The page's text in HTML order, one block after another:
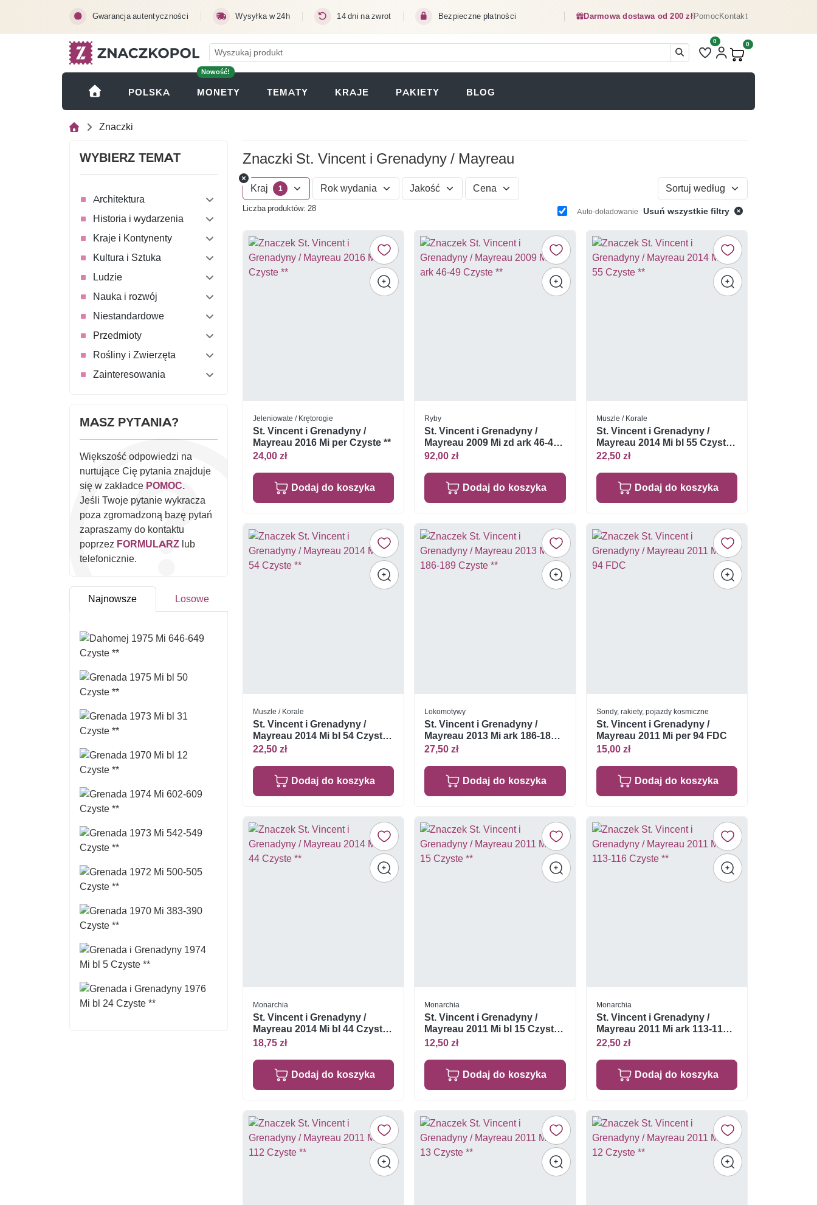
Gwarancja autentyczności Wysyłka w 24h 14 dni na zwrot Bezpieczne płatności Darmowa dostawa od 200 złPomocKontakt
Liczba pozycji na liście
0
Produkty w koszyku:
0
POLSKA
Nowość!
MONETY (OTWIERA SIĘ W NOWEJ KARCIE)
TEMATY KRAJE PAKIETY BLOG
Znaczki
WYBIERZ TEMAT
Architektura
Historia i wydarzenia
Kraje i Kontynenty
Kultura i Sztuka
Ludzie
Nauka i rozwój
Niestandardowe
Przedmioty
Rośliny i Zwierzęta
Zainteresowania
MASZ PYTANIA?
Większość odpowiedzi na
nurtujące Cię pytania znajduje
się w zakładce POMOC.
Jeśli Twoje pytanie wykracza
poza zgromadzoną bazę pytań
zapraszamy do kontaktu
poprzez FORMULARZ lub
telefonicznie.
Najnowsze Losowe
Znaczki St. Vincent i Grenadyny / Mayreau
Kraj 1 Rok wydania Jakość Cena Sortuj według
Liczba produktów: 28 Auto-doładowanie Usuń wszystkie filtry
Jeleniowate / Krętorogie
St. Vincent i Grenadyny /
Mayreau 2016 Mi per Czyste **
24,00 zł
Dodaj do koszyka
Ryby
St. Vincent i Grenadyny /
Mayreau 2009 Mi zd ark 46-49
Czyste **
92,00 zł
Dodaj do koszyka
Muszle / Korale
St. Vincent i Grenadyny /
Mayreau 2014 Mi bl 55 Czyste
**
22,50 zł
Dodaj do koszyka
Muszle / Korale
St. Vincent i Grenadyny /
Mayreau 2014 Mi bl 54 Czyste
**
22,50 zł
Dodaj do koszyka
Lokomotywy
St. Vincent i Grenadyny /
Mayreau 2013 Mi ark 186-189
Czyste **
27,50 zł
Dodaj do koszyka
Sondy, rakiety, pojazdy kosmiczne
St. Vincent i Grenadyny /
Mayreau 2011 Mi per 94 FDC
15,00 zł
Dodaj do koszyka
Monarchia
St. Vincent i Grenadyny /
Mayreau 2014 Mi bl 44 Czyste
**
18,75 zł
Dodaj do koszyka
Monarchia
St. Vincent i Grenadyny /
Mayreau 2011 Mi bl 15 Czyste
**
12,50 zł
Dodaj do koszyka
Monarchia
St. Vincent i Grenadyny /
Mayreau 2011 Mi ark 113-116
Czyste **
22,50 zł
Dodaj do koszyka